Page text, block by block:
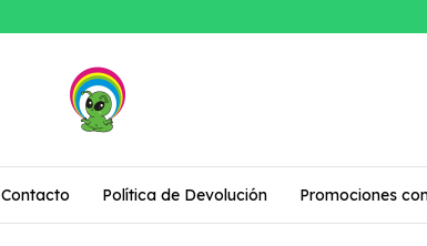
Contacto Política de Devolución Promociones